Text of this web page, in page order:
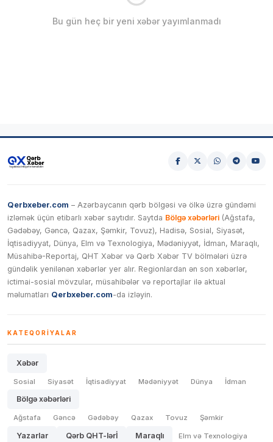
Bu gün heç bir yeni xəbər yayımlanmadı
Qerbxeber.com – Azərbaycanın qərb bölgəsi və ölkə üzrə gündəmi
izləmək üçün etibarlı xəbər saytıdır. Saytda Bölgə xəbərləri (Ağstafa,
Gədəbəy, Gəncə, Qazax, Şəmkir, Tovuz), Hadisə, Sosial, Siyasət,
İqtisadiyyat, Dünya, Elm və Texnologiya, Mədəniyyət, İdman, Maraqlı,
Müsahibə-Reportaj, QHT Xəbər və Qərb Xəbər TV bölmələri üzrə
gündəlik yenilənən xəbərlər yer alır. Regionlardan ən son xəbərlər,
ictimai-sosial mövzular, müsahibələr və reportajlar ilə aktual
məlumatları Qerbxeber.com-da izləyin.
KATEQORIYALAR
Xəbər
Sosial Siyasət İqtisadiyyat Mədəniyyət Dünya İdman
Bölgə xəbərləri
Ağstafa Gəncə Gədəbəy Qazax Tovuz Şəmkir
Yazarlar Qərb QHT-lərİ Maraqlı Elm və Texnologiya